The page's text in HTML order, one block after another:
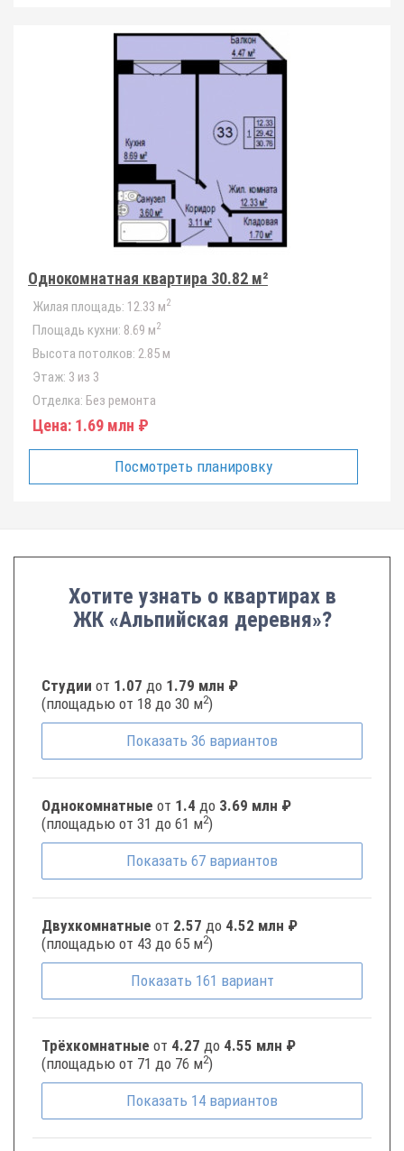
Однокомнатная квартира 30.82 м²
Жилая площадь: 12.33 м2
Площадь кухни: 8.69 м2
Высота потолков: 2.85 м
Этаж: 3 из 3
Отделка: Без ремонта
Цена: 1.69 млн ₽
Посмотреть планировку
Хотите узнать о квартирах в
ЖК «Альпийская деревня»?
Студии от 1.07 до 1.79 млн ₽
(площадью от 18 до 30 м2)
Показать 36 вариантов
Однокомнатные от 1.4 до 3.69 млн ₽
(площадью от 31 до 61 м2)
Показать 67 вариантов
Двухкомнатные от 2.57 до 4.52 млн ₽
(площадью от 43 до 65 м2)
Показать 161 вариант
Трёхкомнатные от 4.27 до 4.55 млн ₽
(площадью от 71 до 76 м2)
Показать 14 вариантов